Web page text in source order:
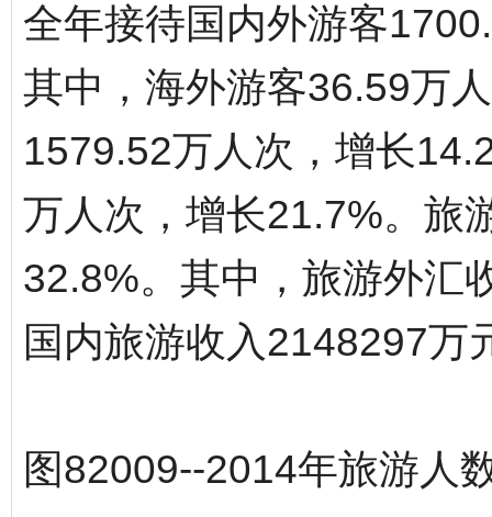
全年接待国内外游客
其中，海外游客36.59万
1579.52万人次，增长
万人次，增长21.7%。旅
32.8%。其中，旅游外汇
国内旅游收入2148297万
图82009--2014年旅游人